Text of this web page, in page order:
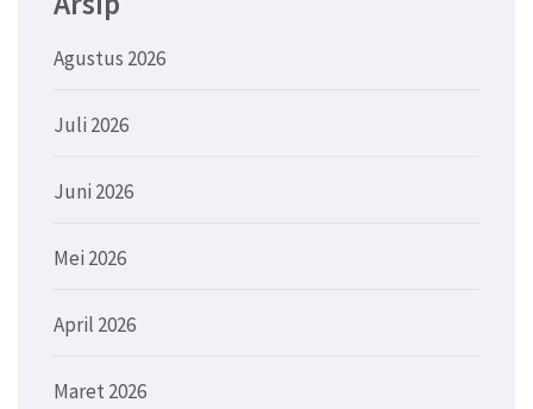
Agustus 2026
Juli 2026
Juni 2026
Mei 2026
April 2026
Maret 2026